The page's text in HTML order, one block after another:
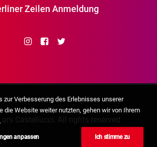
Zeilen Anmeldung
Castellucci. All rights reserved
zur Verbesserung des Erlebnisses unserer
die Website weiter nutzten, gehen wir von Ihrem
anpassen Ich stimme zu